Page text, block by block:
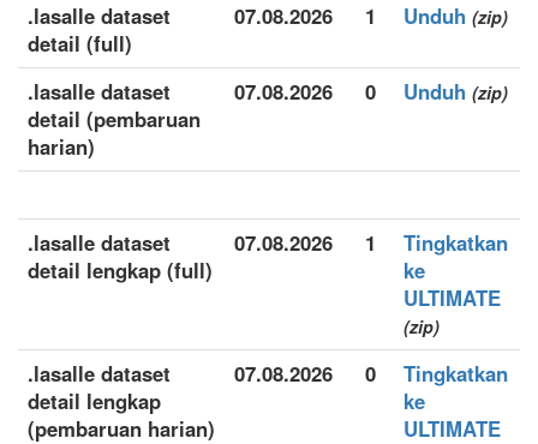
.lasalle dataset
detail (full)
07.08.2026 1 Unduh (zip)
.lasalle dataset
detail (pembaruan
harian)
07.08.2026 0 Unduh (zip)
.lasalle dataset
detail lengkap (full)
07.08.2026 1
Tingkatkan
ke
ULTIMATE
(zip)
.lasalle dataset
detail lengkap
(pembaruan harian)
07.08.2026 0
Tingkatkan
ke
ULTIMATE